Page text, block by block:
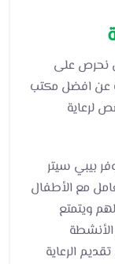
نحرص على
عن افضل مكتب
لرعاية
بيبي سيتر
مع الأطفال
ويتمتع
الأنشطة
الرعاية